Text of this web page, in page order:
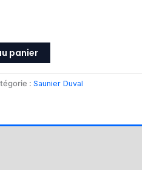
panier
: Saunier Duval